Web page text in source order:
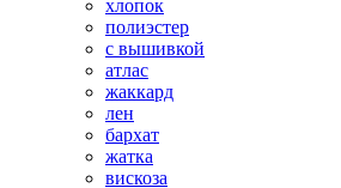
хлопок
полиэстер
с вышивкой
атлас
жаккард
лен
бархат
жатка
вискоза